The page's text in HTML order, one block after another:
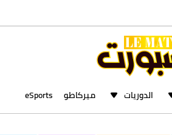
الدوريات ميركاطو eSports